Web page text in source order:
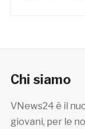
Chi siamo
VNews24 è il
giovani, per le